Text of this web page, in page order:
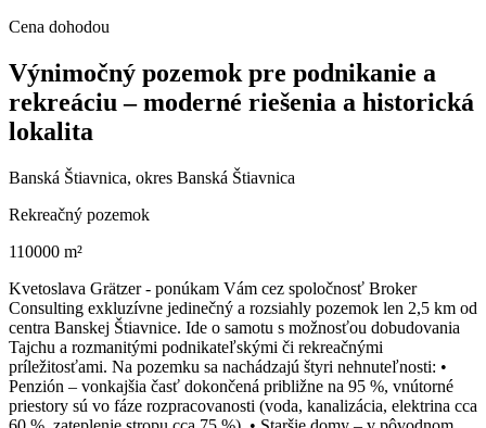
Cena dohodou
Výnimočný pozemok pre podnikanie a
rekreáciu – moderné riešenia a historická
lokalita
Banská Štiavnica, okres Banská Štiavnica
Rekreačný pozemok
110000 m²
Kvetoslava Grätzer - ponúkam Vám cez spoločnosť Broker
Consulting exkluzívne jedinečný a rozsiahly pozemok len 2,5 km od
centra Banskej Štiavnice. Ide o samotu s možnosťou dobudovania
Tajchu a rozmanitými podnikateľskými či rekreačnými
príležitosťami. Na pozemku sa nachádzajú štyri nehnuteľnosti: •
Penzión – vonkajšia časť dokončená približne na 95 %, vnútorné
priestory sú vo fáze rozpracovanosti (voda, kanalizácia, elektrina cca